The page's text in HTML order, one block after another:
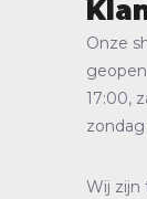
Onze
17:00,
zondag
Wij zijn